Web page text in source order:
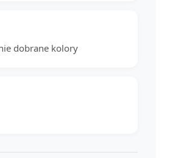
dobrane kolory